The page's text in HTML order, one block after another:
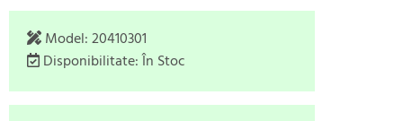
Model:20410301
Disponibilitate:În Stoc